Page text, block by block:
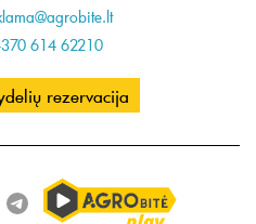
614 62210
rezervacija